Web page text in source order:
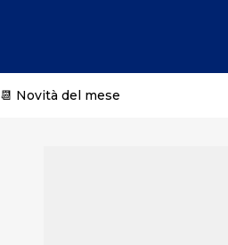
📆 Novità del mese